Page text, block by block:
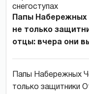
Папы
не только
отцы: вчера они
Папы Набережных
только защитники